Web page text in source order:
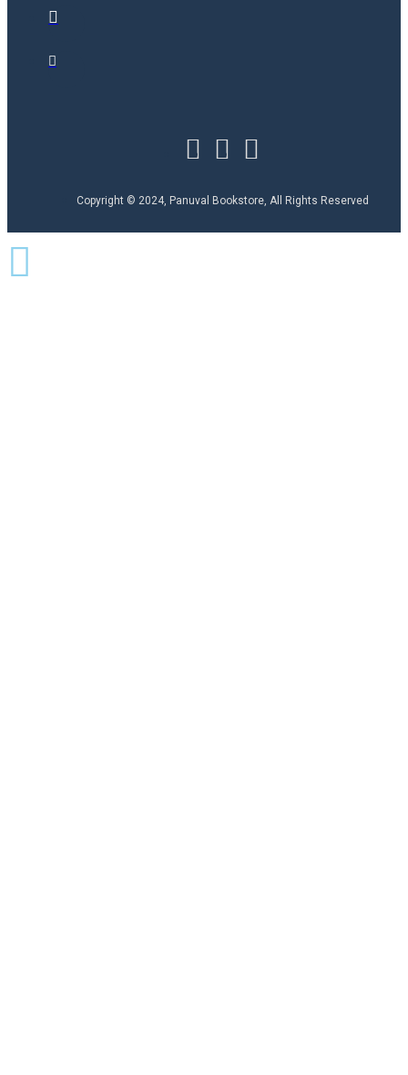
Copyright © 2024, Panuval Bookstore, All Rights Reserved